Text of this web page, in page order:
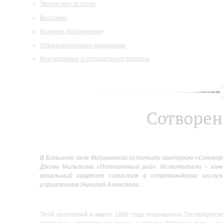
Творческие встречи
Выставки
Издания филармонии
Образовательные программы
Инклюзивные и специальные проекты
В Большом зале Филармонии исполнили ораторию
Джона Мильтона «Потерянный рай». Исполнители –
вокальный квартет солистов в сопровождении
управлением Николая Алексеева.
Этой ораторией в марте 1802 года открывалось